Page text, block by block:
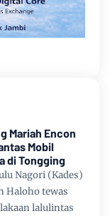
Mariah Encon
Mobil
di Tongging
Nagori (Kades)
Haloho tewas
lalulintas